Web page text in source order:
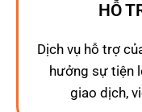
HỖ
Dịch vụ hỗ trợ
hưởng sự tiện
giao dịch,